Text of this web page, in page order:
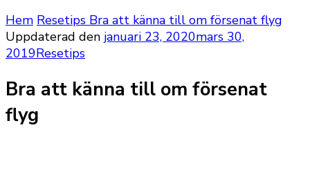
Hem Resetips Bra att känna till om försenat flyg
Uppdaterad den januari 23, 2020mars 30,
2019Resetips
Bra att känna till om försenat
flyg